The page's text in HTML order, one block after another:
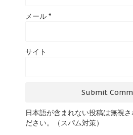
メール *
サイト
日本語が含まれない投稿は無視
ださい。（スパム対策）